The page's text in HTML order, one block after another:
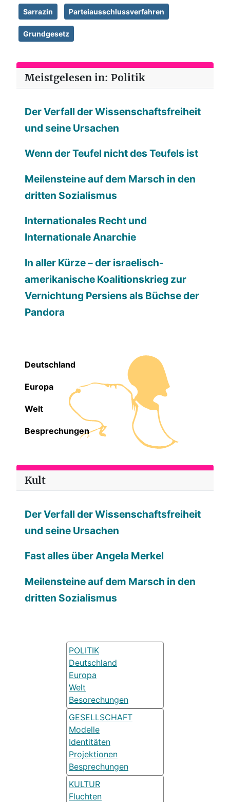
Sarrazin Parteiausschlussverfahren
Grundgesetz
Meistgelesen in: Politik
Der Verfall der Wissenschaftsfreiheit
und seine Ursachen
Wenn der Teufel nicht des Teufels ist
Meilensteine auf dem Marsch in den
dritten Sozialismus
Internationales Recht und
Internationale Anarchie
In aller Kürze – der israelisch-
amerikanische Koalitionskrieg zur
Vernichtung Persiens als Büchse der
Pandora
Deutschland
Europa
Welt
Besprechungen
Kult
Der Verfall der Wissenschaftsfreiheit
und seine Ursachen
Fast alles über Angela Merkel
Meilensteine auf dem Marsch in den
dritten Sozialismus
POLITIK
Deutschland
Europa
Welt
Besorechungen
GESELLSCHAFT
Modelle
Identitäten
Projektionen
Besprechungen
KULTUR
Fluchten